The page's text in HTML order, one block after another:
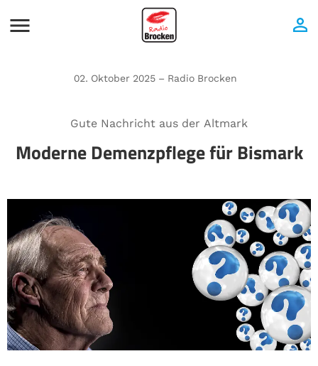
02. Oktober 2025 – Radio Brocken
Gute Nachricht aus der Altmark
Moderne Demenzpflege für Bismark